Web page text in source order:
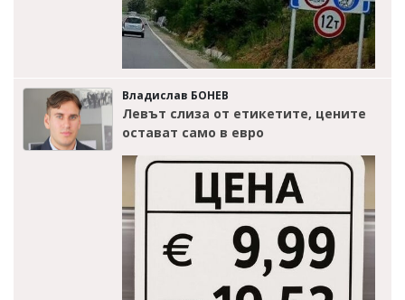
Владислав БОНЕВ
Левът слиза от етикетите, цените
остават само в евро